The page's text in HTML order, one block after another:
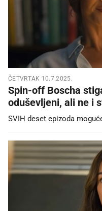
ČETVRTAK 10.7.2025.
Spin-off Boscha
oduševljeni, ali ne i
SVIH deset epizoda